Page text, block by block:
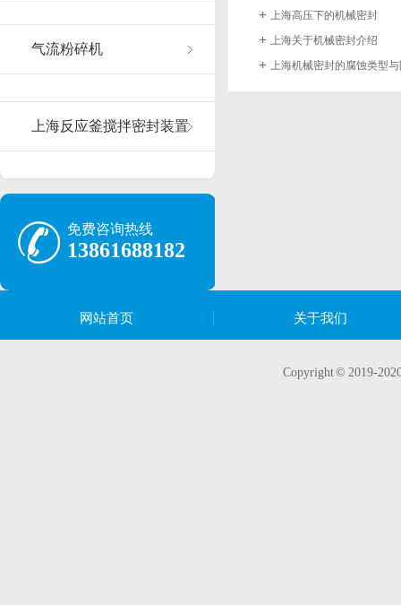
气流粉碎机
上海反应釜搅拌密封装置
免费咨询热线
13861688182
上海高压下的机械密封
上海关于机械密封介绍
上海机械密封的腐蚀类型
网站首页 关于我们
Copyright © 2019-